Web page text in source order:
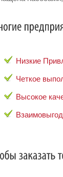
Низкие
Четкое
Высокое